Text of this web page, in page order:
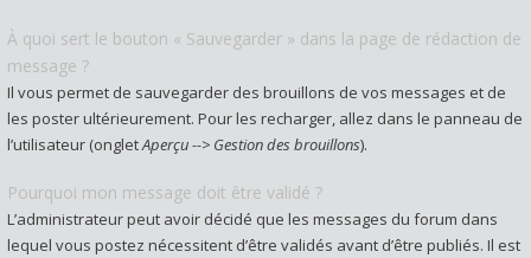
À quoi sert le bouton « Sauvegarder » dans la page de rédaction de
message ?
Il vous permet de sauvegarder des brouillons de vos messages et de
les poster ultérieurement. Pour les recharger, allez dans le panneau de
l’utilisateur (ongletAperçu --> Gestion des brouillons).
Pourquoi mon message doit être validé ?
L’administrateur peut avoir décidé que les messages du forum dans
lequel vous postez nécessitent d’être validés avant d’être publiés. Il est